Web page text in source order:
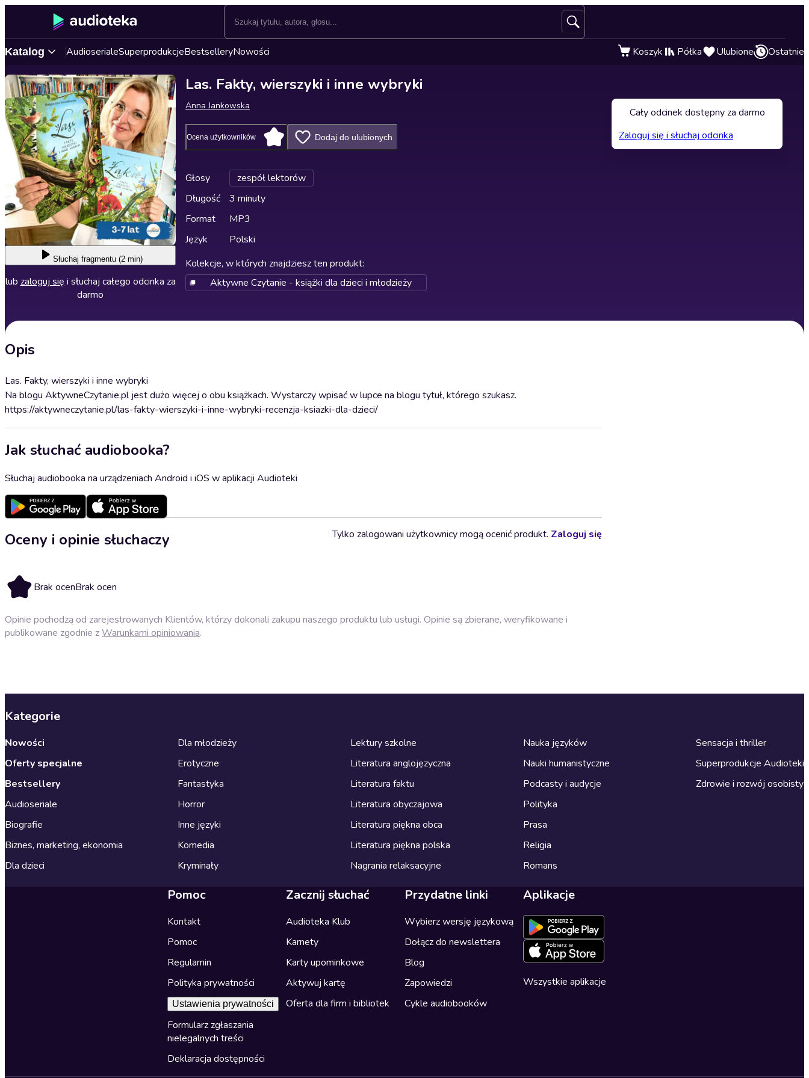
Katalog AudioserialeSuperprodukcjeBestselleryNowości Koszyk Półka Ulubione Ostatnie
Słuchaj fragmentu (2 min)
lub zaloguj się i słuchaj całego odcinka za
darmo
Las. Fakty, wierszyki i inne wybryki
Anna Jankowska
Ocena użytkowników Dodaj do ulubionych
Głosy
zespół lektorów
Długość
3 minuty
Format
MP3
Język
Polski
Kolekcje, w których znajdziesz ten produkt:
Aktywne Czytanie - książki dla dzieci i młodzieży
Opis
Las. Fakty, wierszyki i inne wybryki
Na blogu AktywneCzytanie.pl jest dużo więcej o obu książkach. Wystarczy wpisać w lupce na blogu tytuł, którego szukasz.
https://aktywneczytanie.pl/las-fakty-wierszyki-i-inne-wybryki-recenzja-ksiazki-dla-dzieci/
Jak słuchać audiobooka?
Słuchaj audiobooka na urządzeniach Android i iOS w aplikacji Audioteki
Oceny i opinie słuchaczy
Brak ocenBrak ocen
Tylko zalogowani użytkownicy mogą ocenić produkt. Zaloguj się
Opinie pochodzą od zarejestrowanych Klientów, którzy dokonali zakupu naszego produktu lub usługi. Opinie są zbierane, weryfikowane i
publikowane zgodnie zWarunkami opiniowania.
Cały odcinek dostępny za darmo
Zaloguj się i słuchaj odcinka
Kategorie
Nowości
Oferty specjalne
Bestsellery
Audioseriale
Biografie
Biznes, marketing, ekonomia
Dla dzieci
Dla młodzieży
Erotyczne
Fantastyka
Horror
Inne języki
Komedia
Kryminały
Lektury szkolne
Literatura anglojęzyczna
Literatura faktu
Literatura obyczajowa
Literatura piękna obca
Literatura piękna polska
Nagrania relaksacyjne
Nauka języków
Nauki humanistyczne
Podcasty i audycje
Polityka
Prasa
Religia
Romans
Sensacja i thriller
Superprodukcje Audioteki
Zdrowie i rozwój osobisty
Pomoc
Kontakt
Pomoc
Regulamin
Polityka prywatności
Ustawienia prywatności
Formularz zgłaszania
nielegalnych treści
Deklaracja dostępności
Zacznij słuchać
Audioteka Klub
Karnety
Karty upominkowe
Aktywuj kartę
Oferta dla firm i bibliotek
Przydatne linki
Wybierz wersję językową
Dołącz do newslettera
Blog
Zapowiedzi
Cykle audiobooków
Aplikacje
Wszystkie aplikacje